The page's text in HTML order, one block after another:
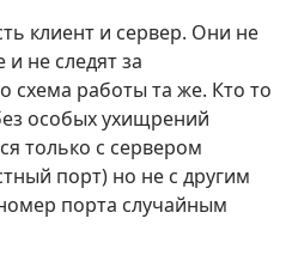
клиент и сервер. Они не
не следят за
схема работы та же. Кто то
особых ухищрений
только с сервером
порт) но не с другим
порта случайным